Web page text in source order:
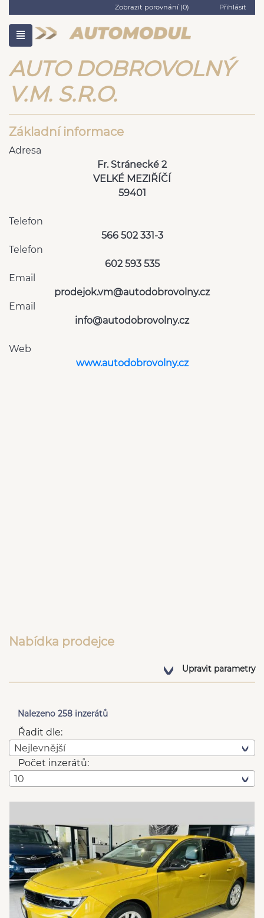
Zobrazit porovnání (0) Přihlásit
AUTO DOBROVOLNÝ
V.M. S.R.O.
Základní informace
Adresa
Fr. Stránecké 2
VELKÉ MEZIŘÍČÍ
59401
Telefon
566 502 331-3
Telefon
602 593 535
Email
prodejok.vm@autodobrovolny.cz
Email
info@autodobrovolny.cz
Web
www.autodobrovolny.cz
Nabídka prodejce
Upravit parametry
Nalezeno 258 inzerátů
Řadit dle:
Nejlevnější
Počet inzerátů:
10